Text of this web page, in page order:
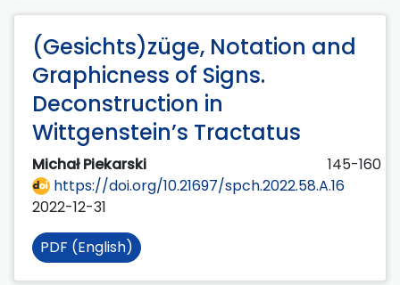
(Gesichts)züge, Notation and
Graphicness of Signs.
Deconstruction in
Wittgenstein’s Tractatus
Michał Piekarski
145-160
https://doi.org/10.21697/spch.2022.58.A.16
2022-12-31
PDF (English)